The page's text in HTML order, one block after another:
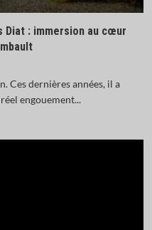
Diat : immersion au cœur
Ces dernières années, il a
engouement...